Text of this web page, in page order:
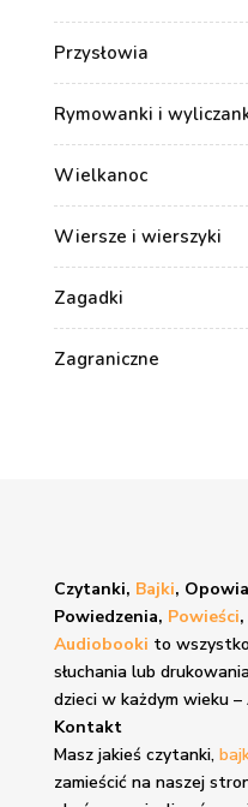
Przysłowia
Rymowanki i
Wielkanoc
Wiersze i wierszyki
Zagadki
Zagraniczne
Czytanki, Bajki,
Powiedzenia, Powieści
Audiobooki to
słuchania lub
dzieci w każdym wieku –
Kontakt
Masz jakieś czytanki,
zamieścić na naszej